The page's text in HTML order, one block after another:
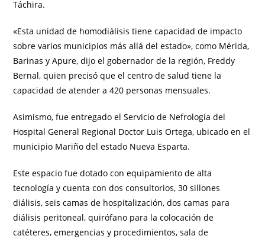
Táchira.
«Esta unidad de homodiálisis tiene capacidad de impacto
sobre varios municipios más allá del estado», como Mérida,
Barinas y Apure, dijo el gobernador de la región, Freddy
Bernal, quien precisó que el centro de salud tiene la
capacidad de atender a 420 personas mensuales.
Asimismo, fue entregado el Servicio de Nefrología del
Hospital General Regional Doctor Luis Ortega, ubicado en el
municipio Mariño del estado Nueva Esparta.
Este espacio fue dotado con equipamiento de alta
tecnología y cuenta con dos consultorios, 30 sillones
diálisis, seis camas de hospitalización, dos camas para
diálisis peritoneal, quirófano para la colocación de
catéteres, emergencias y procedimientos, sala de